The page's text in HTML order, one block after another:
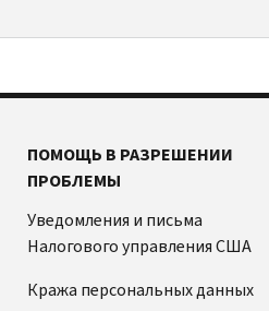
ПОМОЩЬ В РАЗРЕШЕНИИ
ПРОБЛЕМЫ
Уведомления и письма
Налогового управления США
Кража персональных данных